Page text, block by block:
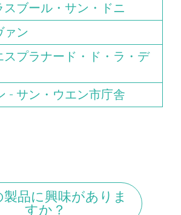
スブール・サン・ドニ
ァン
スプラナード・ド・ラ・デ
- サン・ウエン市庁舎
製品に興味がありま
すか？